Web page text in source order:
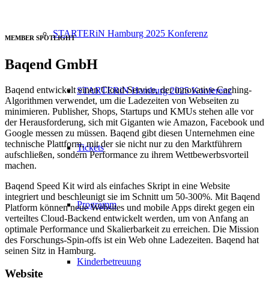
STARTERiN Hamburg 2025 Konferenz
STARTERiN Hamburg 2025 Konferenz
Tickets
Programm
Kinderbetreuung
MEMBER SPOTLIGHT
Baqend GmbH
Baqend entwickelt einen Cloud-Service, der innovative Caching-
Algorithmen verwendet, um die Ladezeiten von Webseiten zu
minimieren. Publisher, Shops, Startups und KMUs stehen alle vor
der Herausforderung, sich mit Giganten wie Amazon, Facebook und
Google messen zu müssen. Baqend gibt diesen Unternehmen eine
technische Plattform, mit der sie nicht nur zu den Marktführern
aufschließen, sondern Performance zu ihrem Wettbewerbsvorteil
machen.
Baqend Speed Kit wird als einfaches Skript in eine Website
integriert und beschleunigt sie im Schnitt um 50-300%. Mit Baqend
Platform können neue Websites und mobile Apps direkt gegen ein
verteiltes Cloud-Backend entwickelt werden, um von Anfang an
optimale Performance und Skalierbarkeit zu erreichen. Die Mission
des Forschungs-Spin-offs ist ein Web ohne Ladezeiten. Baqend hat
seinen Sitz in Hamburg.
Website